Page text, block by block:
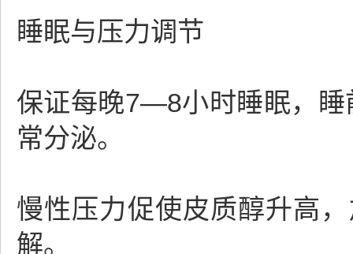
睡眠与压力调节
保证每晚7—8小时睡眠，睡
常分泌。
慢性压力促使皮质醇升高
解。